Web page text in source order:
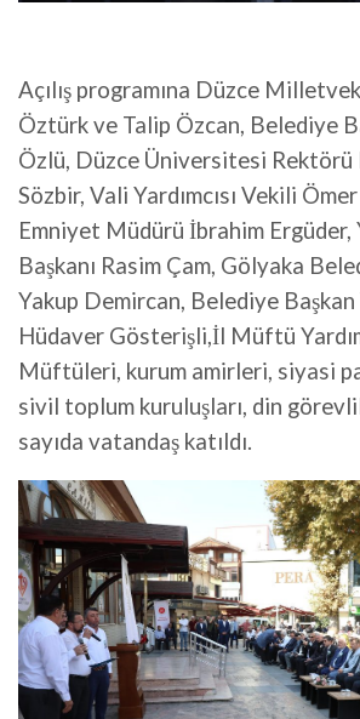
Açılış programına Düzce
Öztürk ve Talip Özcan, Belediye
Özlü, Düzce Üniversitesi Rektörü
Sözbir, Vali Yardımcısı Vekili
Emniyet Müdürü İbrahim Ergüder,
Başkanı Rasim Çam, Gölyaka
Yakup Demircan, Belediye Başkan
Hüdaver Gösterişli,İl Müftü
Müftüleri, kurum amirleri, siyasi
sivil toplum kuruluşları, din
sayıda vatandaş katıldı.